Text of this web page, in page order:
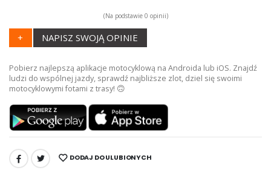
(Na podstawie 0 opinii)
+ NAPISZ SWOJĄ OPINIE
Pobierz najlepszą aplikacje motocyklową na Androida lub iOS. Znajdź
ludzi do wspólnej jazdy, sprawdź najbliższe zlot, dziel się swoimi
motocyklowymi fotami z trasy! 🙃
UDOSTĘPNIJ: DODAJ DO ULUBIONYCH